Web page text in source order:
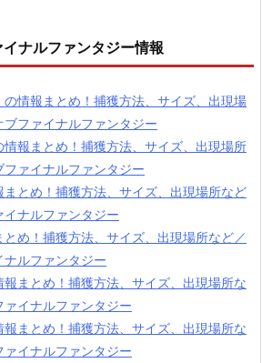
ナルファンタジー情報
の情報まとめ！捕獲方法、サイズ、出現場
ファイナルファンタジー
情報まとめ！捕獲方法、サイズ、出現場所
ァイナルファンタジー
まとめ！捕獲方法、サイズ、出現場所など
イナルファンタジー
とめ！捕獲方法、サイズ、出現場所など／
ナルファンタジー
報まとめ！捕獲方法、サイズ、出現場所な
ァイナルファンタジー
報まとめ！捕獲方法、サイズ、出現場所な
ァイナルファンタジー